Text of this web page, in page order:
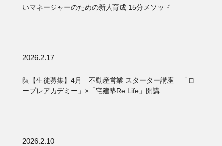
いマネージャーのための新人育成 15分メソッド
2026.2.17
🙋【生徒募集】4月 不動産営業 スターター講座 「ロ
ープレアカデミー」×「宅建塾Re Life」開講
2026.2.10